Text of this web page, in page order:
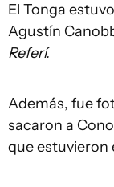
El Tonga
Agustín
Referí.
Además, fue
sacaron a
que estuvieron